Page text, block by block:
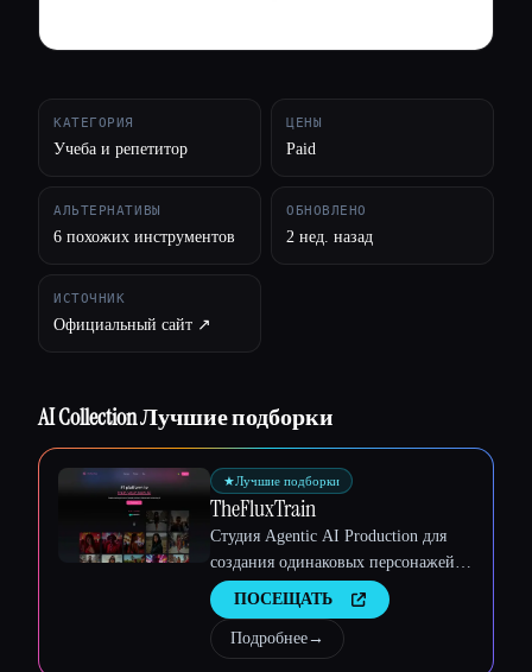
Esc
КАТЕГОРИЯ
Учеба и репетитор
ЦЕНЫ
Paid
АЛЬТЕРНАТИВЫ
6 похожих инструментов
ОБНОВЛЕНО
2 нед. назад
ИСТОЧНИК
Официальный сайт ↗︎
AI Collection Лучшие подборки
★Лучшие подборки
TheFluxTrain
Студия Agentic AI Production для
создания одинаковых персонажей,
рабочих процессов и видео
ПОСЕЩАТЬ
Подробнее→